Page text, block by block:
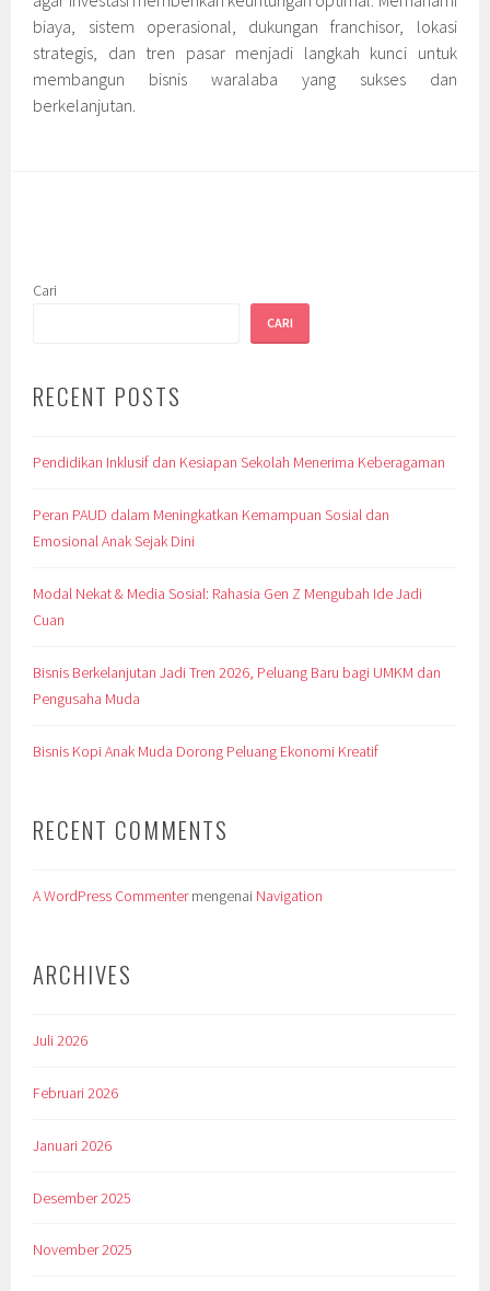
biaya, sistem operasional, dukungan franchisor, lokasi
strategis, dan tren pasar menjadi langkah kunci untuk
membangun bisnis waralaba yang sukses dan
berkelanjutan.
Cari
CARI
RECENT POSTS
Pendidikan Inklusif dan Kesiapan Sekolah Menerima Keberagaman
Peran PAUD dalam Meningkatkan Kemampuan Sosial dan
Emosional Anak Sejak Dini
Modal Nekat & Media Sosial: Rahasia Gen Z Mengubah Ide Jadi
Cuan
Bisnis Berkelanjutan Jadi Tren 2026, Peluang Baru bagi UMKM dan
Pengusaha Muda
Bisnis Kopi Anak Muda Dorong Peluang Ekonomi Kreatif
RECENT COMMENTS
A WordPress Commentermengenai Navigation
ARCHIVES
Juli 2026
Februari 2026
Januari 2026
Desember 2025
November 2025